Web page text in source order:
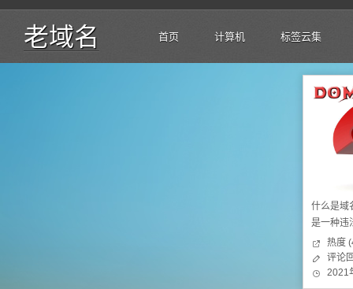
老域名 首页 计算机 标签云集
什么是域
是一种违
热度
评论
2021